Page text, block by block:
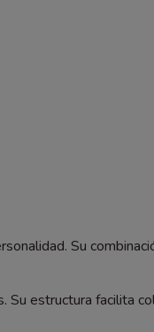
Su
Su estructura facilita